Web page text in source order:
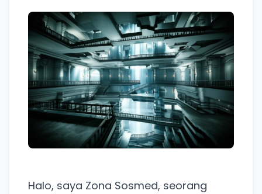
Halo, saya Zona Sosmed, seorang